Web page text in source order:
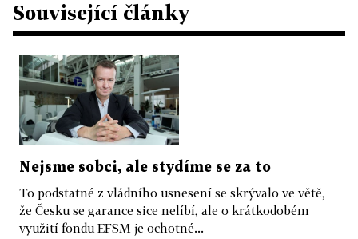
Související články
Nejsme sobci, ale stydíme se za to
To podstatné z vládního usnesení se skrývalo ve větě,
že Česku se garance sice nelíbí, ale o krátkodobém
využití fondu EFSM je ochotné...